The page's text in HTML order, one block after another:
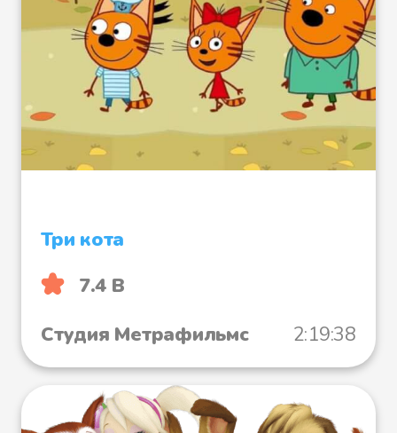
Три кота
7.4 B
Студия Метрафильмс
2:19:38